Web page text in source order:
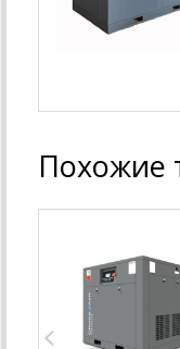
Похожие